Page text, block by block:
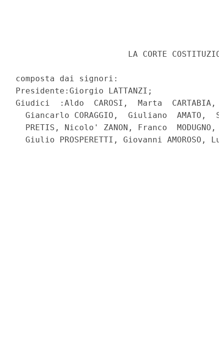
LA CORTE
composta dai signori:
Presidente:Giorgio LATTANZI;
Giudici  :Aldo  CAROSI,  Marta
Giancarlo CORAGGIO,  Giuliano  AMATO,
PRETIS, Nicolo' ZANON, Franco